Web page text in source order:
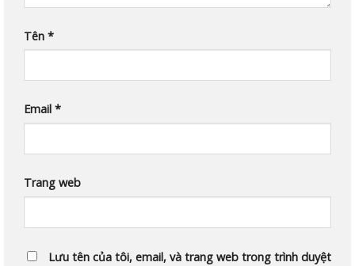
Tên *
Email *
Trang web
Lưu tên của tôi, email, và trang web trong trình duyệt